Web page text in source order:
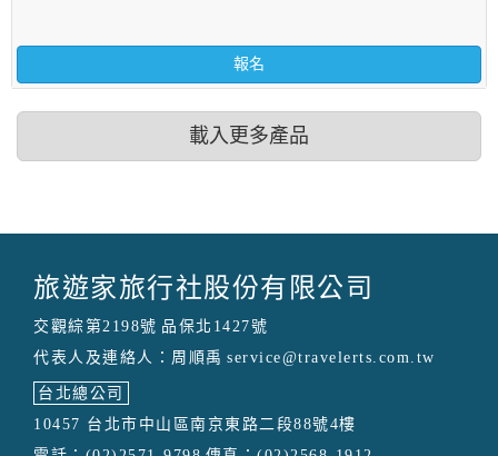
報名
載入更多產品
旅遊家旅行社股份有限公司
交觀綜第2198號 品保北1427號
代表人及連絡人：周順禹 service@travelerts.com.tw
台北總公司
10457 台北市中山區南京東路二段88號4樓